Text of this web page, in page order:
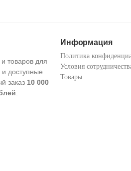
товаров для
доступные
заказ 10 000
Информация
Политика
Условия
Товары